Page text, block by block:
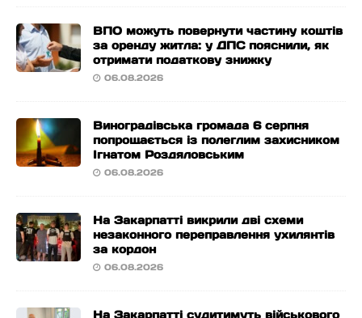
ВПО можуть повернути частину коштів
за оренду житла: у ДПС пояснили, як
отримати податкову знижку
06.08.2026
Виноградівська громада 6 серпня
попрощається із полеглим захисником
Ігнатом Роздяловським
06.08.2026
На Закарпатті викрили дві схеми
незаконного переправлення ухилянтів
за кордон
06.08.2026
На Закарпатті судитимуть військового